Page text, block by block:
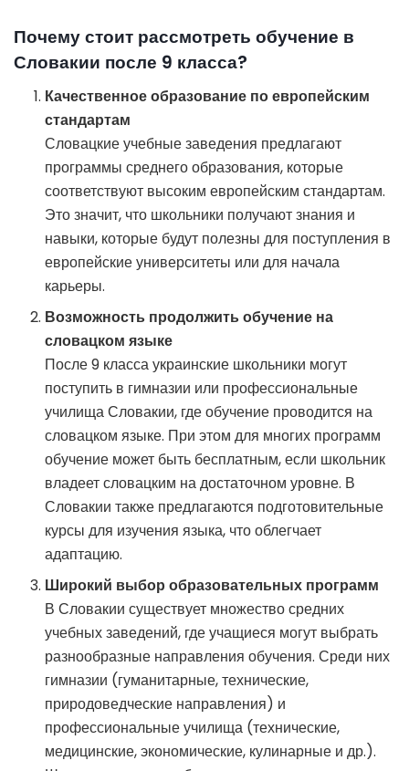
Почему стоит рассмотреть обучение в
Словакии после 9 класса?
Качественное образование по европейским
стандартам
Словацкие учебные заведения предлагают
программы среднего образования, которые
соответствуют высоким европейским стандартам.
Это значит, что школьники получают знания и
навыки, которые будут полезны для поступления в
европейские университеты или для начала
карьеры.
Возможность продолжить обучение на
словацком языке
После 9 класса украинские школьники могут
поступить в гимназии или профессиональные
училища Словакии, где обучение проводится на
словацком языке. При этом для многих программ
обучение может быть бесплатным, если школьник
владеет словацким на достаточном уровне. В
Словакии также предлагаются подготовительные
курсы для изучения языка, что облегчает
адаптацию.
Широкий выбор образовательных программ
В Словакии существует множество средних
учебных заведений, где учащиеся могут выбрать
разнообразные направления обучения. Среди них
гимназии (гуманитарные, технические,
природоведческие направления) и
профессиональные училища (технические,
медицинские, экономические, кулинарные и др.).